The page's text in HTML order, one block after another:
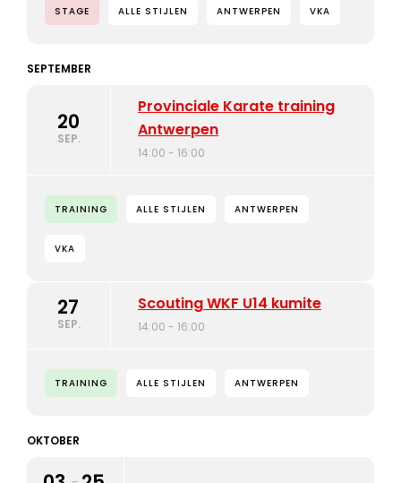
STAGE ALLE STIJLEN ANTWERPEN VKA
SEPTEMBER
20
SEP.
Provinciale Karate training
Antwerpen
14:00 - 16:00
TRAINING ALLE STIJLEN ANTWERPEN
VKA
27
SEP.
Scouting WKF U14 kumite
14:00 - 16:00
TRAINING ALLE STIJLEN ANTWERPEN
OKTOBER